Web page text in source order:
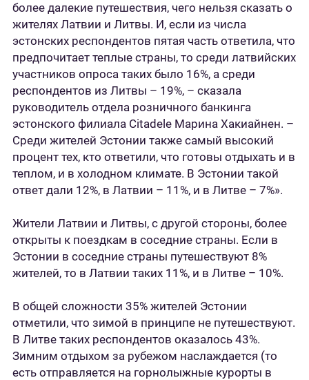
более далекие путешествия, чего нельзя сказать о
жителях Латвии и Литвы. И, если из числа
эстонских респондентов пятая часть ответила, что
предпочитает теплые страны, то среди латвийских
участников опроса таких было 16%, а среди
респондентов из Литвы – 19%, – сказала
руководитель отдела розничного банкинга
эстонского филиала Citadele Марина Хакиайнен. –
Среди жителей Эстонии также самый высокий
процент тех, кто ответили, что готовы отдыхать и в
теплом, и в холодном климате. В Эстонии такой
ответ дали 12%, в Латвии – 11%, и в Литве – 7%».
Жители Латвии и Литвы, с другой стороны, более
открыты к поездкам в соседние страны. Если в
Эстонии в соседние страны путешествуют 8%
жителей, то в Латвии таких 11%, и в Литве – 10%.
В общей сложности 35% жителей Эстонии
отметили, что зимой в принципе не путешествуют.
В Литве таких респондентов оказалось 43%.
Зимним отдыхом за рубежом наслаждается (то
есть отправляется на горнолыжные курорты в